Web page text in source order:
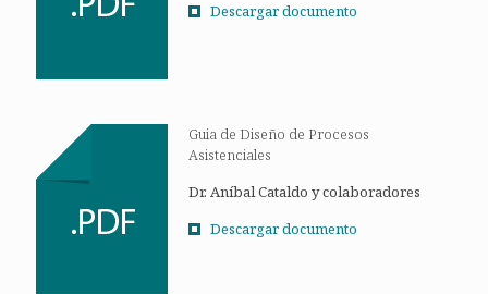
Descargar documento
Guia de Diseño de Procesos
Asistenciales
Dr. Aníbal Cataldo y colaboradores
Descargar documento